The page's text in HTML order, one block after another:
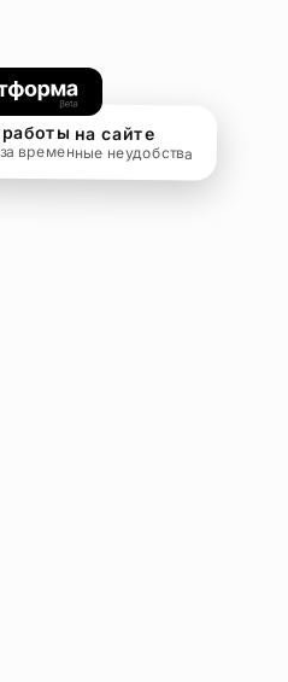
на сайте
временные неудобства